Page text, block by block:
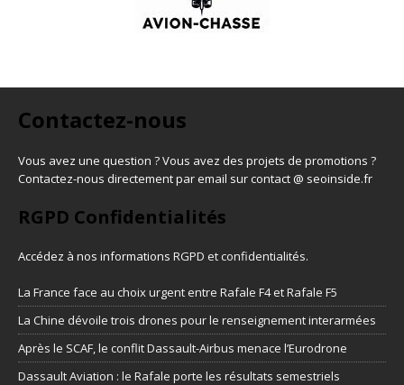
Contactez-nous
Vous avez une question ? Vous avez des projets de promotions ?
Contactez-nous directement par email sur contact @ seoinside.fr
RGPD Confidentialités
Accédez à nos informations RGPD et confidentialités.
La France face au choix urgent entre Rafale F4 et Rafale F5
La Chine dévoile trois drones pour le renseignement interarmées
Après le SCAF, le conflit Dassault-Airbus menace l’Eurodrone
Dassault Aviation : le Rafale porte les résultats semestriels